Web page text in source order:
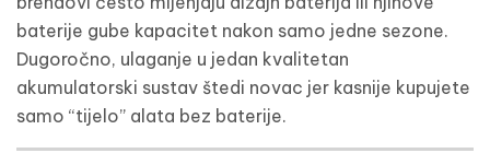
baterije gube kapacitet nakon samo jedne sezone.
Dugoročno, ulaganje u jedan kvalitetan
akumulatorski sustav štedi novac jer kasnije kupujete
samo “tijelo” alata bez baterije.